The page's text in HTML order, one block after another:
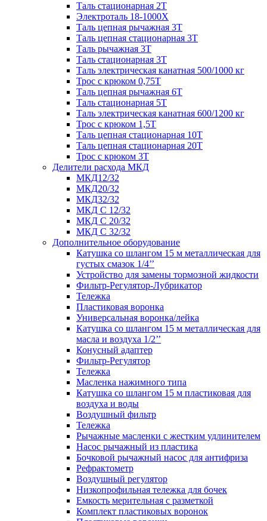
Таль стационарная 2Т
Электроталь 18-1000X
Таль цепная рычажная 3Т
Таль цепная стационарная 3Т
Таль рычажная 3Т
Таль стационарная 3Т
Таль электрическая канатная 500/1000 кг
Трос с крюком 0,75Т
Таль цепная рычажная 6Т
Таль стационарная 5Т
Таль электрическая канатная 600/1200 кг
Трос с крюком 1,5Т
Таль цепная стационарная 10Т
Таль цепная стационарная 20Т
Трос с крюком 3Т
Делители расхода МКД
МКД12/32
МКД20/32
МКД32/32
МКД С 12/32
МКД С 20/32
МКД С 32/32
Дополнительное оборудование
Катушка со шлангом 15 м металлическая для
густых смазок 1/4’’
Устройство для замены тормозной жидкости
Фильтр-Регулятор-Лубрикатор
Тележка
Пластиковая воронка
Универсальная воронка/лейка
Катушка со шлангом 15 м металлическая для
масла и воздуха 1/2’’
Конусный адаптер
Фильтр-Регулятор
Тележка
Масленка нажимного типа
Катушка со шлангом 15 м пластиковая для
воздуха и воды
Воздушный фильтр
Тележка
Рычажные масленки с жестким удлинителем
Насос рычажный из пластика
Бочковой рычажный насос для антифриза
Рефрактометр
Воздушный регулятор
Низкопрофильная тележка для бочек
Емкость мерительная с разметкой
Комплект пластиковых воронок